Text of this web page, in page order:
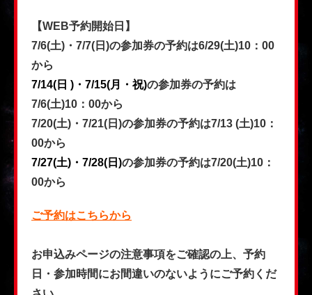
【WEB予約開始日】
7/6(土)・7/7(日)の参加券の予約は6/29(土)10：00
から
7/14(日 )・7/15(月・祝)の参加券の予約は
7/6(土)10：00から
7/20(土)・7/21(日)の参加券の予約は7/13 (土)10：
00から
7/27(土)・7/28(日)の参加券の予約は7/20(土)10：
00から
ご予約はこちらから
お申込みページの注意事項をご確認の上、予約
日・参加時間にお間違いのないようにご予約くだ